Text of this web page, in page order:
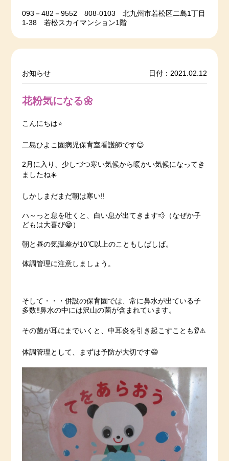
093－482－9552 808‐0103 北九州市若松区二島1丁目
1‐38 若松スカイマンション1階
お知らせ 日付：2021.02.12
花粉気になる🌼
こんにちは⭐️
二島ひよこ園病児保育室看護師です😊
2月に入り、少しづつ寒い気候から暖かい気候になってき
ましたね☀️
しかしまだまだ朝は寒い‼
ハ～っと息を吐くと、白い息が出てきます💨（なぜか子
どもは大喜び😁）
朝と昼の気温差が10℃以上のこともしばしば。
体調管理に注意しましょう。
そして・・・併設の保育園では、常に鼻水が出ている子
多数‼鼻水の中には沢山の菌が含まれています。
その菌が耳にまでいくと、中耳炎を引き起こすことも👂⚠️
体調管理として、まずは予防が大切です😄